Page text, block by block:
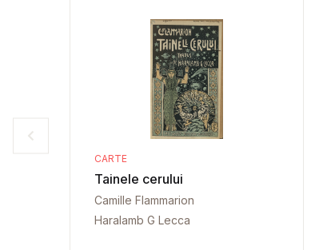
CARTE
Tainele cerului
Camille Flammarion
Haralamb G Lecca